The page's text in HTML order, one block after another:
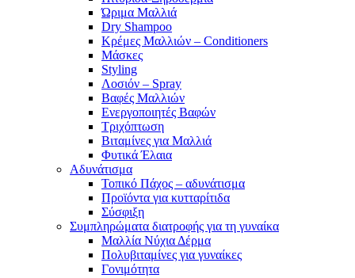
Ώριμα Μαλλιά
Dry Shampoo
Κρέμες Μαλλιών – Conditioners
Μάσκες
Styling
Λοσιόν – Spray
Βαφές Μαλλιών
Ενεργοποιητές Βαφών
Τριχόπτωση
Βιταμίνες για Μαλλιά
Φυτικά Έλαια
Αδυνάτισμα
Τοπικό Πάχος – αδυνάτισμα
Προϊόντα για κυτταρίτιδα
Σύσφιξη
Συμπληρώματα διατροφής για τη γυναίκα
Μαλλία Νύχια Δέρμα
Πολυβιταμίνες για γυναίκες
Γονιμότητα